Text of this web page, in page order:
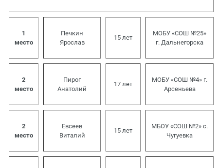
1
место
Печкин
Ярослав
15 лет
МОБУ «СОШ №25»
г. Дальнегорска
2
место
Пирог
Анатолий
17 лет
МОБУ «СОШ №4» г.
Арсеньева
2
место
Евсеев
Виталий
15 лет
МБОУ «СОШ №2» с.
Чугуевка